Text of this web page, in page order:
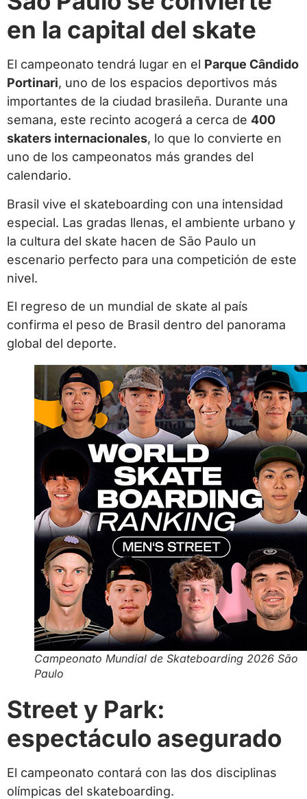
en la capital del skate
El campeonato tendrá lugar en el Parque Cândido
Portinari, uno de los espacios deportivos más
importantes de la ciudad brasileña. Durante una
semana, este recinto acogerá a cerca de 400
skaters internacionales, lo que lo convierte en
uno de los campeonatos más grandes del
calendario.
Brasil vive el skateboarding con una intensidad
especial. Las gradas llenas, el ambiente urbano y
la cultura del skate hacen de São Paulo un
escenario perfecto para una competición de este
nivel.
El regreso de un mundial de skate al país
confirma el peso de Brasil dentro del panorama
global del deporte.
Campeonato Mundial de Skateboarding 2026 São
Paulo
Street y Park:
espectáculo asegurado
El campeonato contará con las dos disciplinas
olímpicas del skateboarding.